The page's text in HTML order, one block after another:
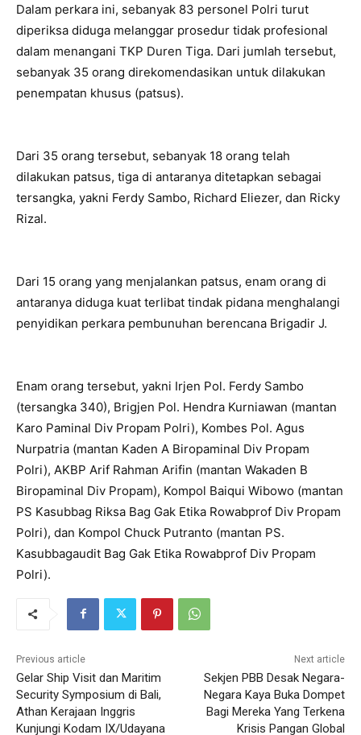
Dalam perkara ini, sebanyak 83 personel Polri turut
diperiksa diduga melanggar prosedur tidak profesional
dalam menangani TKP Duren Tiga. Dari jumlah tersebut,
sebanyak 35 orang direkomendasikan untuk dilakukan
penempatan khusus (patsus).
Dari 35 orang tersebut, sebanyak 18 orang telah
dilakukan patsus, tiga di antaranya ditetapkan sebagai
tersangka, yakni Ferdy Sambo, Richard Eliezer, dan Ricky
Rizal.
Dari 15 orang yang menjalankan patsus, enam orang di
antaranya diduga kuat terlibat tindak pidana menghalangi
penyidikan perkara pembunuhan berencana Brigadir J.
Enam orang tersebut, yakni Irjen Pol. Ferdy Sambo
(tersangka 340), Brigjen Pol. Hendra Kurniawan (mantan
Karo Paminal Div Propam Polri), Kombes Pol. Agus
Nurpatria (mantan Kaden A Biropaminal Div Propam
Polri), AKBP Arif Rahman Arifin (mantan Wakaden B
Biropaminal Div Propam), Kompol Baiqui Wibowo (mantan
PS Kasubbag Riksa Bag Gak Etika Rowabprof Div Propam
Polri), dan Kompol Chuck Putranto (mantan PS.
Kasubbagaudit Bag Gak Etika Rowabprof Div Propam
Polri).
Previous article
Gelar Ship Visit dan Maritim
Security Symposium di Bali,
Athan Kerajaan Inggris
Kunjungi Kodam IX/Udayana
Next article
Sekjen PBB Desak Negara-
Negara Kaya Buka Dompet
Bagi Mereka Yang Terkena
Krisis Pangan Global